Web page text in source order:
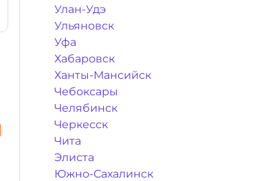
Улан-Удэ
Ульяновск
Уфа
Хабаровск
Ханты-Мансийск
Чебоксары
Челябинск
Черкесск
Чита
Элиста
Южно-Сахалинск